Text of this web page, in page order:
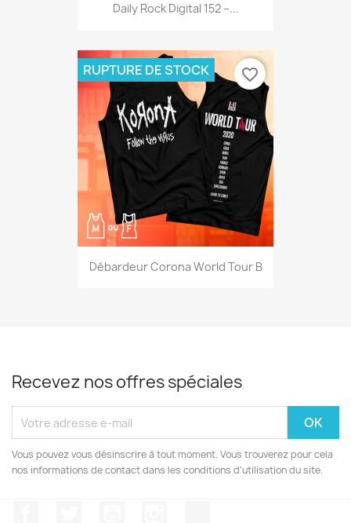
Daily Rock Digital 152 –...
Débardeur Corona World Tour B
RUPTURE DE STOCK favorite_border
Recevez nos offres spéciales
Vous pouvez vous désinscrire à tout moment. Vous trouverez pour cela
nos informations de contact dans les conditions d'utilisation du site.